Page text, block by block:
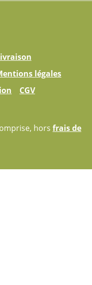
légales
CGV
hors frais de